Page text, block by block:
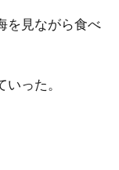
を見ながら食べ
った。